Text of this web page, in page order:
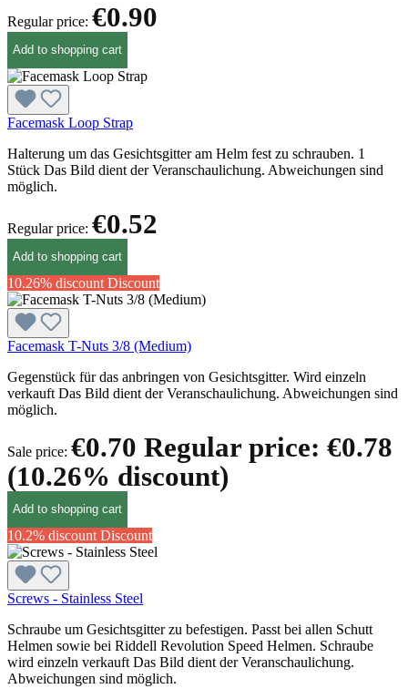
Regular price: €0.90
Add to shopping cart
Facemask Loop Strap
Halterung um das Gesichtsgitter am Helm fest zu schrauben. 1
Stück Das Bild dient der Veranschaulichung. Abweichungen sind
möglich.
Regular price: €0.52
Add to shopping cart
10.26% discount Discount
Facemask T-Nuts 3/8 (Medium)
Gegenstück für das anbringen von Gesichtsgitter. Wird einzeln
verkauft Das Bild dient der Veranschaulichung. Abweichungen sind
möglich.
Sale price: €0.70 Regular price: €0.78
(10.26% discount)
Add to shopping cart
10.2% discount Discount
Screws - Stainless Steel
Schraube um Gesichtsgitter zu befestigen. Passt bei allen Schutt
Helmen sowie bei Riddell Revolution Speed Helmen. Schraube
wird einzeln verkauft Das Bild dient der Veranschaulichung.
Abweichungen sind möglich.